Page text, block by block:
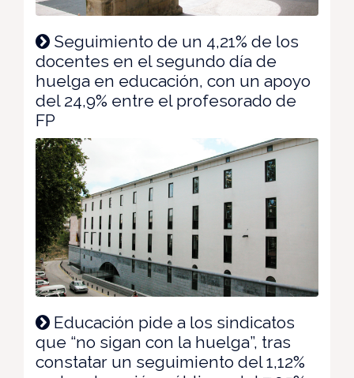
Seguimiento de un 4,21% de los
docentes en el segundo día de
huelga en educación, con un apoyo
del 24,9% entre el profesorado de
FP
Educación pide a los sindicatos
que “no sigan con la huelga”, tras
constatar un seguimiento del 1,12%